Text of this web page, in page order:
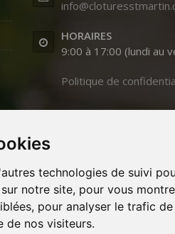
technologies de suivi
notre site, pour vous
pour analyser le trafic
de nos visiteurs.
HORAIRES
9:00 à 17:00 (lundi au
Politique de